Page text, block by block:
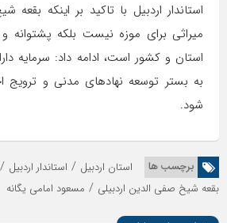
استاندار اردبیل با تاکید بر اینکه بقعه
میراثی برای موزه نیست بلکه پشتوانه و
استان و کشور است، ادامه داد: سرمایه
به بستر توسعه نهادهای مدنی و
شود.
برچسب ها استان اردبیل / استاندار اردبیل /
بقعه شیخ صفی الدین اردبیلی / مسعود امامی یگانه